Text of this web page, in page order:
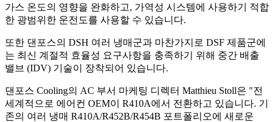
가스 온도의 영향을 완화하고, 가역성 시스템에 사용하기 적합
한 광범위한 운전도를 사용할 수 있습니다.
또한 댄포스의 DSH 여러 냉매군과 마찬가지로 DSF 제품군에
는 최신 계절적 효율성 요구사항을 충족하기 위해 중간 배출
밸브 (IDV) 기술이 장착되어 있습니다.
댄포스 Cooling의 AC 부서 마케팅 디렉터 Matthieu Stoll은 "전
세계적으로 에어컨 OEM이 R410A에서 전환하고 있습니다. 기
존의 여러 냉매 R410A/R452B/R454B 포트폴리오에 새로운